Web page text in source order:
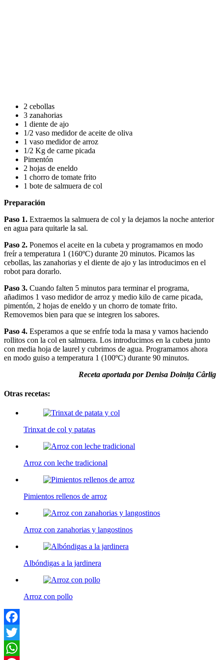
2 cebollas
3 zanahorias
1 diente de ajo
1/2 vaso medidor de aceite de oliva
1 vaso medidor de arroz
1/2 Kg de carne picada
Pimentón
2 hojas de eneldo
1 chorro de tomate frito
1 bote de salmuera de col
Preparación
Paso 1. Extraemos la salmuera de col y la dejamos la noche anterior
en agua para quitarle la sal.
Paso 2. Ponemos el aceite en la cubeta y programamos en modo
freír a temperatura 1 (160ºC) durante 20 minutos. Picamos las
cebollas, las zanahorias y el diente de ajo y las introducimos en el
robot para dorarlo.
Paso 3. Cuando falten 5 minutos para terminar el programa,
añadimos 1 vaso medidor de arroz y medio kilo de carne picada,
pimentón, 2 hojas de eneldo y un chorro de tomate frito.
Removemos bien para que se integren los sabores.
Paso 4. Esperamos a que se enfríe toda la masa y vamos haciendo
rollitos con la col en salmuera. Los introducimos en la cubeta junto
con media hoja de laurel y cubrimos de agua. Programamos ahora
en modo guiso a temperatura 1 (100ºC) durante 90 minutos.
Receta aportada por Denisa Doinița Cârlig
Otras recetas:
Trinxat de col y patatas
Arroz con leche tradicional
Pimientos rellenos de arroz
Arroz con zanahorias y langostinos
Albóndigas a la jardinera
Arroz con pollo
Facebook
Twitter